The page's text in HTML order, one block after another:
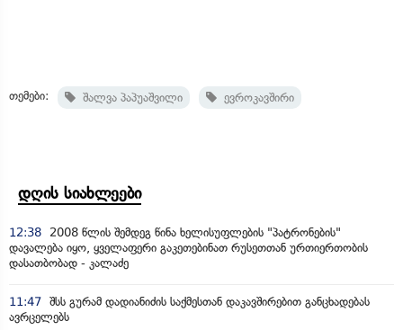
თემები: შალვა პაპუაშვილი ევროკავშირი
დღის სიახლეები
12:38
2008 წლის შემდეგ წინა ხელისუფლების "პატრონების"
დავალება იყო, ყველაფერი გაკეთებინათ რუსეთთან ურთიერთობის
დასათბობად - კალაძე
11:47 შსს გურამ დადიანიძის საქმესთან დაკავშირებით განცხადებას
ავრცელებს